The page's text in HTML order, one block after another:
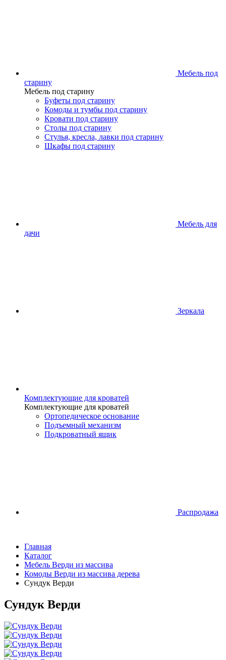
Мебель под
старину
Мебель под старину
Буфеты под старину
Комоды и тумбы под старину
Кровати под старину
Столы под старину
Стулья, кресла, лавки под старину
Шкафы под старину
Мебель для
дачи
Зеркала
Комплектующие для кроватей
Комплектующие для кроватей
Ортопедическое основание
Подъемный механизм
Подкроватный ящик
Распродажа
Главная
Каталог
Мебель Верди из массива
Комоды Верди из массива дерева
Сундук Верди
Сундук Верди